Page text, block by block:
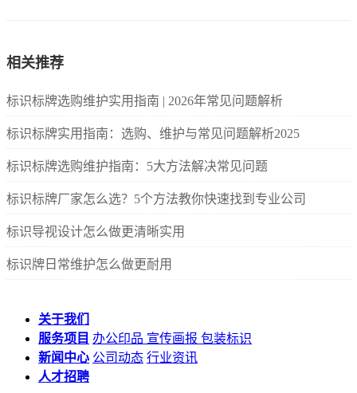
相关推荐
标识标牌选购维护实用指南 | 2026年常见问题解析
标识标牌实用指南：选购、维护与常见问题解析2025
标识标牌选购维护指南：5大方法解决常见问题
标识标牌厂家怎么选？5个方法教你快速找到专业公司
标识导视设计怎么做更清晰实用
标识牌日常维护怎么做更耐用
关于我们
服务项目 办公印品 宣传画报 包装标识
新闻中心 公司动态 行业资讯
人才招聘